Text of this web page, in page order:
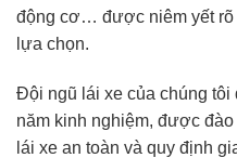
động cơ… được niêm yết rõ
lựa chọn.
Đội ngũ lái xe của chúng
năm kinh nghiệm, được
lái xe an toàn và quy định